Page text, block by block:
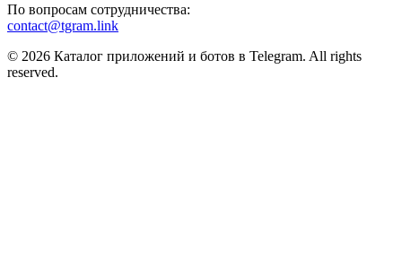
По вопросам сотрудничества:
contact@tgram.link
© 2026 Каталог приложений и ботов в Telegram. All rights
reserved.